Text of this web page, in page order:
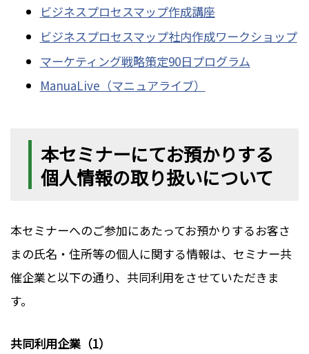
ビジネスプロセスマップ作成講座
ビジネスプロセスマップ社内作成ワークショップ
マーケティング戦略策定90日プログラム
ManuaLive（マニュアライブ）
本セミナーにてお預かりする
個人情報の取り扱いについて
本セミナーへのご参加にあたってお預かりするお客さ
まの氏名・住所等の個人に関する情報は、セミナー共
催企業と以下の通り、共同利用をさせていただきま
す。
共同利用企業（1）